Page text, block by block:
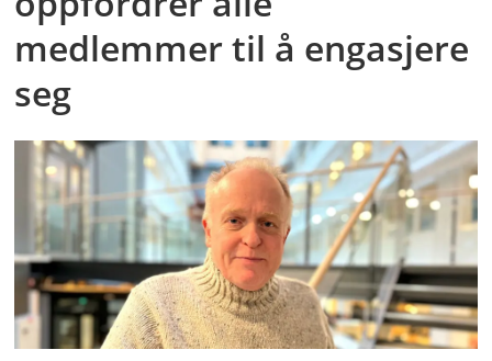
medlemmer til å engasjere
seg